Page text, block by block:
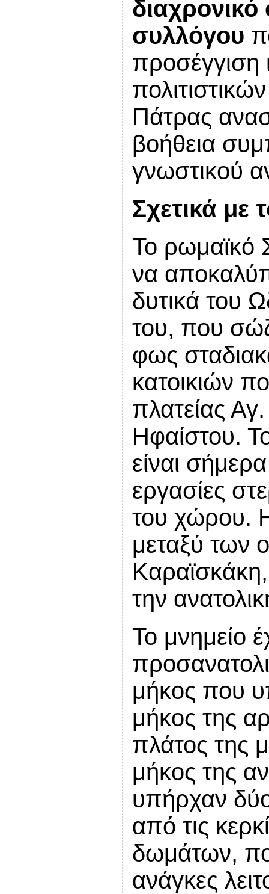
συλλόγου
προσέγγιση
Πάτρας
βοήθεια
γνωστικού
Σχετικά με
Το ρωμαϊκό
να
δυτικά του
του, που
φως
κατοικιών
πλατείας
Ηφαίστου.
είναι
εργασίες
του χώρου.
μεταξύ των
την
Το μνημείο
μήκος που
μήκος της
πλάτος της
μήκος της
υπήρχαν
από τις
δωμάτων,
ανάγκες